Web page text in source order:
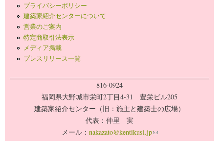
プライバシーポリシー
建築家紹介センターについて
営業のご案内
特定商取引法表示
メディア掲載
プレスリリース一覧
816-0924
福岡県大野城市栄町2丁目4-31 豊栄ビル205
建築家紹介センター（旧：施主と建築士の広場）
代表：仲里 実
メール： nakazato@kentikusi.jp(link sends e-mail)